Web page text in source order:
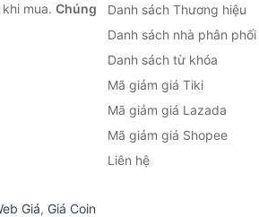
mua. Chúng
Danh sách Thương hiệu
Danh sách nhà phân phối
Danh sách từ khóa
Mã giảm giá Tiki
Mã giảm giá Lazada
Mã giảm giá Shopee
Liên hệ
Giá, Giá Coin